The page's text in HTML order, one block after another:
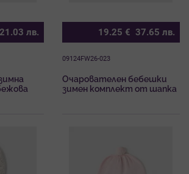
21.03 лв. 19.25 € 37.65 лв.
09124FW26-023
Очарователен бебешки
зимен комплект от шапка